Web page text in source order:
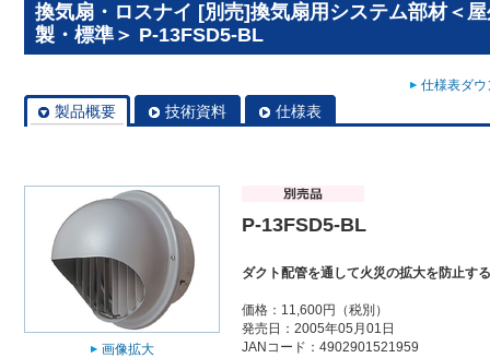
換気扇・ロスナイ [別売]換気扇用システム部材＜
製・標準＞ P-13FSD5-BL
仕様表ダ
製品概要 技術資料 仕様表
画像拡大
P-13FSD5-BL
ダクト配管を通して火災の拡大を防止す
価格：11,600円（税別）
発売日：2005年05月01日
JANコード：4902901521959